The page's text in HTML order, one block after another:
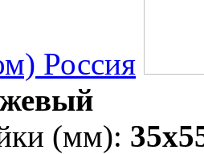
Россия
(мм):